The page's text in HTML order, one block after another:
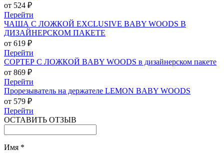
от 524 ₽
Перейти
ЧАША С ЛОЖКОЙ EXCLUSIVE BABY WOODS В
ДИЗАЙНЕРСКОМ ПАКЕТЕ
от 619 ₽
Перейти
СОРТЕР С ЛОЖКОЙ BABY WOODS в дизайнерском пакете
от 869 ₽
Перейти
Прорезыватель на держателе LEMON BABY WOODS
от 579 ₽
Перейти
ОСТАВИТЬ ОТЗЫВ
Имя *